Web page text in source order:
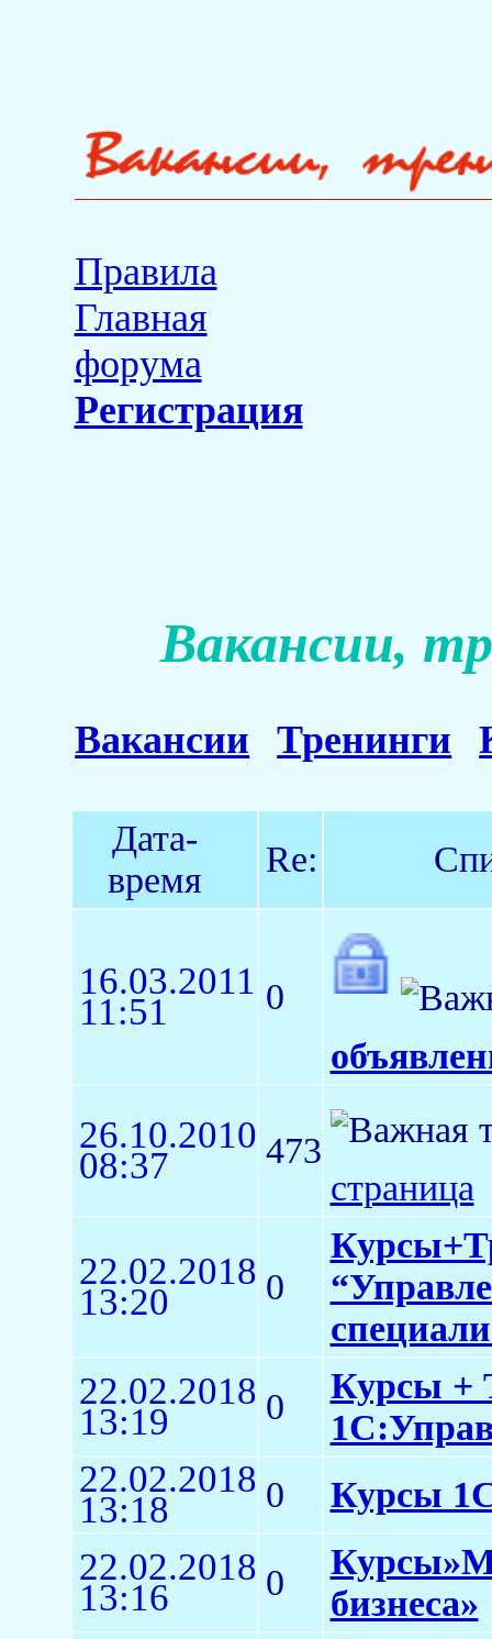
Правила
Главная
форума
Регистрация
Вакансии,
Вакансии Тренинги
Дата-
время
Re:
16.03.2011
11:51
0
26.10.2010
08:37
473
страница
22.02.2018
13:20 0
22.02.2018
13:19 0
Курсы +
22.02.2018
13:18 0 Курсы
22.02.2018
13:16 0
бизнеса»